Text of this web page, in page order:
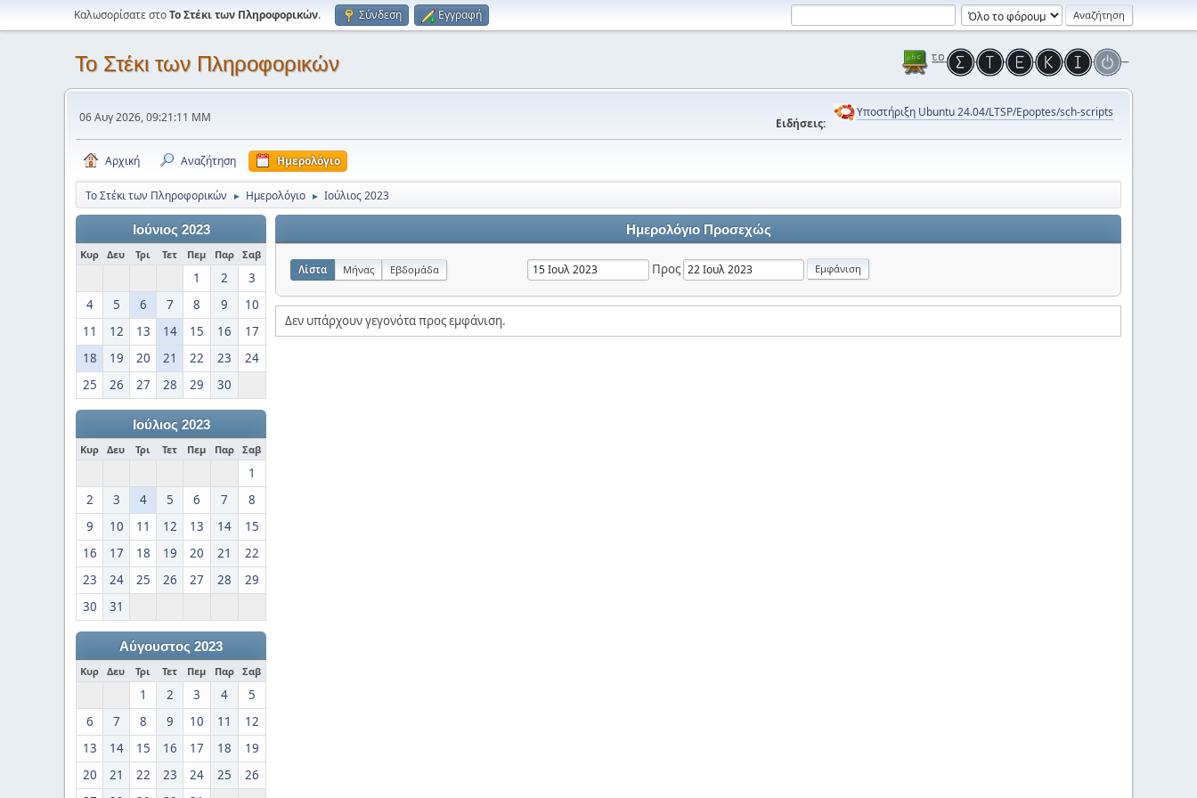
Καλωσορίσατε στοΤο Στέκι των Πληροφορικών. Σύνδεση Εγγραφή
Το Στέκι των Πληροφορικών
06 Αυγ 2026, 09:21:11 ΜΜ Ειδήσεις:
Υποστήριξη Ubuntu 24.04/LTSP/Epoptes/sch-scripts
Αρχική Αναζήτηση Ημερολόγιο
Το Στέκι των Πληροφορικών ► Ημερολόγιο ► Ιούλιος 2023
Ιούνιος 2023
Κυρ Δευ Τρι Τετ Πεμ Παρ Σαβ
1 2
3
4
5 6 7 8 9
10
11
12 13 14 15 16
17
18
19 20 21 22 23
24
25
26 27 28 29 30
Ιούλιος 2023
Κυρ Δευ Τρι Τετ Πεμ Παρ Σαβ
1
2
3 4 5 6 7
8
9
10 11 12 13 14
15
16
17 18 19 20 21
22
23
24 25 26 27 28
29
30
31
Αύγουστος 2023
Κυρ Δευ Τρι Τετ Πεμ Παρ Σαβ
1 2 3 4
5
6
7 8 9 10 11
12
13
14 15 16 17 18
19
20
21 22 23 24 25
26
Ημερολόγιο Προσεχώς
Λίστα Μήνας Εβδομάδα Προς
Δεν υπάρχουν γεγονότα προς εμφάνιση.